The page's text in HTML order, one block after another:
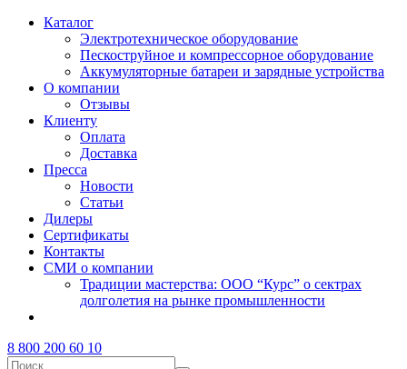
Каталог
Электротехническое оборудование
Пескоструйное и компрессорное оборудование
Аккумуляторные батареи и зарядные устройства
О компании
Отзывы
Клиенту
Оплата
Доставка
Пресса
Новости
Статьи
Дилеры
Сертификаты
Контакты
СМИ о компании
Традиции мастерства: ООО “Курс” о сектрах
долголетия на рынке промышленности
8 800 200 60 10